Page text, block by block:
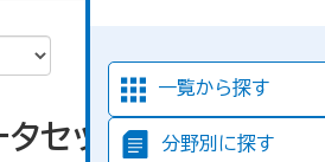
一覧から探す
分野別に探す
セットが見つか